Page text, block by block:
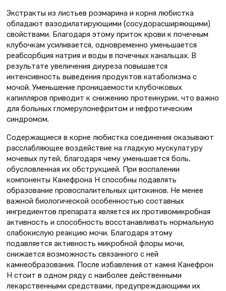
Экстракты из листьев розмарина и корня любистка
обладают вазодилатирующими (сосудорасширяющими)
свойствами. Благодаря этому приток крови к почечным
клубочкам усиливается, одновременно уменьшается
реабсорбция натрия и воды в почечных канальцах. В
результате увеличения диуреза повышается
интенсивность выведения продуктов катаболизма с
мочой. Уменьшение проницаемости клубочковых
капилляров приводит к снижению протеинурии, что важно
для больных гломерулонефритом и нефротическим
синдромом.
Содержащиеся в корне любистка соединения оказывают
расслабляющее воздействие на гладкую мускулатуру
мочевых путей, благодаря чему уменьшается боль,
обусловленная их обструкцией. При воспалении
компоненты Канефрона Н способны подавлять
образование провоспалительных цитокинов. Не менее
важной биологической особенностью составных
ингредиентов препарата является их противомикробная
активность и способность восстанавливать нормальную
слабокислую реакцию мочи. Благодаря этому
подавляется активность микробной флоры мочи,
снижается возможность связанного с ней
камнеобразования. После избавления от камня Канефрон
Н стоит в одном ряду с наиболее действенными
лекарственными средствами, предупреждающими их